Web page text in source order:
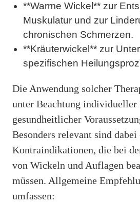
**Warme Wickel** zur
Muskulatur und zur
chronischen Schmerzen.
**Kräuterwickel** zur
spezifischen
Die Anwendung solcher
unter Beachtung individueller
gesundheitlicher
Besonders relevant sind dabei
Kontraindikationen, die bei
von Wickeln und Auflagen
müssen. Allgemeine
umfassen: